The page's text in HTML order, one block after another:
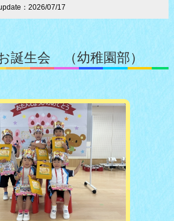
：2026/07/17
誕生会 （幼稚園部）